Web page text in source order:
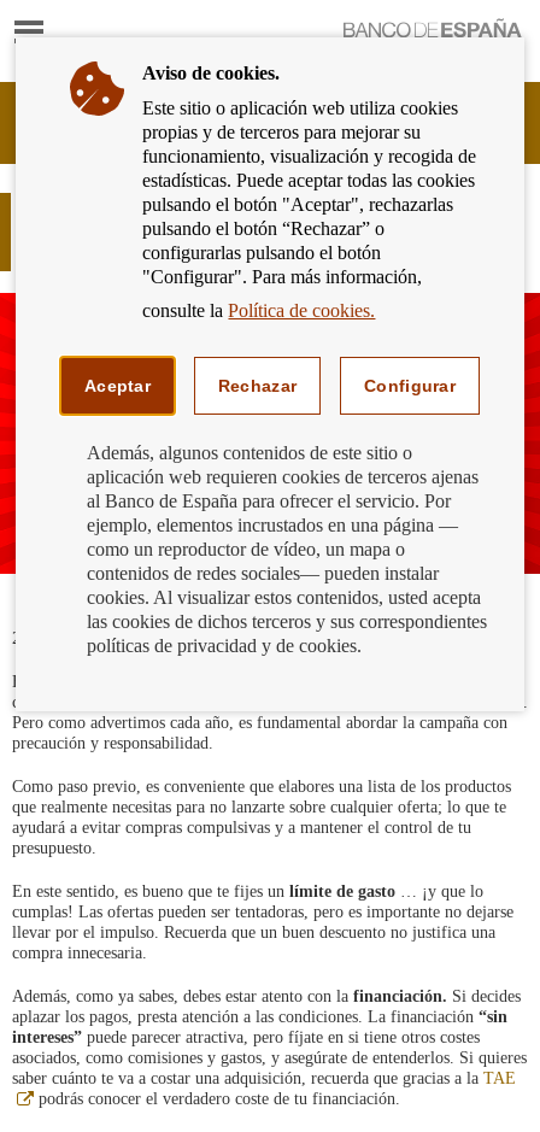
Mostrar
Ir
página
de
inicio
del
Banco
de
España
Cliente
Bancario
Banco
España
Eurosistema,
Consumo responsable y seguro
también en Black Friday
26/11/2024
El Black Friday se ha convertido en una fecha señalada para muchos
consumidores, que buscan buenas ofertas o anticipar las compras navideñas.
Pero como advertimos cada año, es fundamental abordar la campaña con
precaución y responsabilidad.
Como paso previo, es conveniente que elabores una lista de los productos
que realmente necesitas para no lanzarte sobre cualquier oferta; lo que te
ayudará a evitar compras compulsivas y a mantener el control de tu
presupuesto.
En este sentido, es bueno que te fijes un límite de gasto … ¡y que lo
cumplas! Las ofertas pueden ser tentadoras, pero es importante no dejarse
llevar por el impulso. Recuerda que un buen descuento no justifica una
compra innecesaria.
Además, como ya sabes, debes estar atento con la financiación. Si decides
aplazar los pagos, presta atención a las condiciones. La financiación “sin
intereses” puede parecer atractiva, pero fíjate en si tiene otros costes
asociados, como comisiones y gastos, y asegúrate de entenderlos. Si quieres
saber cuánto te va a costar una adquisición, recuerda que gracias a la TAE
Abre
podrás conocer el verdadero coste de tu financiación.
Aviso de cookies.
Este sitio o aplicación web utiliza cookies
propias y de terceros para mejorar su
funcionamiento, visualización y recogida de
estadísticas. Puede aceptar todas las cookies
pulsando el botón "Aceptar", rechazarlas
pulsando el botón “Rechazar” o
configurarlas pulsando el botón
"Configurar". Para más información,
consulte laPolítica de cookies.
Aceptar Rechazar Configurar
Además, algunos contenidos de este sitio o
aplicación web requieren cookies de terceros ajenas
al Banco de España para ofrecer el servicio. Por
ejemplo, elementos incrustados en una página —
como un reproductor de vídeo, un mapa o
contenidos de redes sociales— pueden instalar
cookies. Al visualizar estos contenidos, usted acepta
las cookies de dichos terceros y sus correspondientes
políticas de privacidad y de cookies.